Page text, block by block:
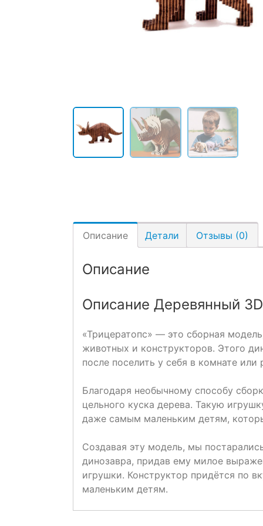
Описание Детали Отзывы (0)
Описание
Описание Деревянный
«Трицератопс» — это сборная
животных и конструкторов. Этого
после поселить у себя в комнате или
Благодаря необычному способу
цельного куска дерева. Такую
даже самым маленьким детям,
Создавая эту модель, мы
динозавра, придав ему милое
игрушки. Конструктор придётся по
маленьким детям.